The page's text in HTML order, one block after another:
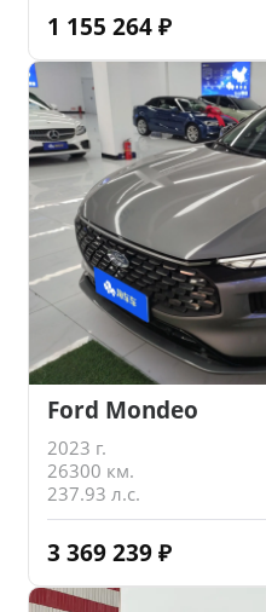
1 155 264 ₽
Ford Mondeo
2023 г.
26300 км.
237.93 л.с.
3 369 239 ₽